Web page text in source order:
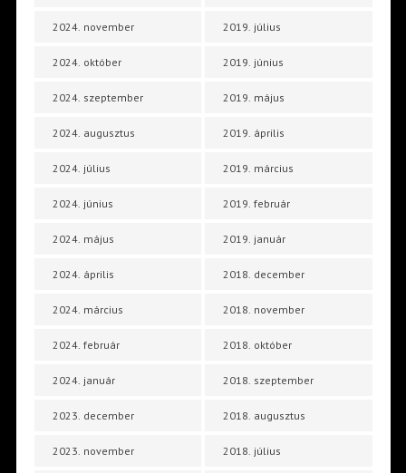
2024. november
2024. október
2024. szeptember
2024. augusztus
2024. július
2024. június
2024. május
2024. április
2024. március
2024. február
2024. január
2023. december
2023. november
2019. július
2019. június
2019. május
2019. április
2019. március
2019. február
2019. január
2018. december
2018. november
2018. október
2018. szeptember
2018. augusztus
2018. július